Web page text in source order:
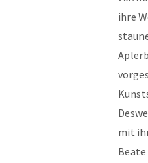
ihre
mit